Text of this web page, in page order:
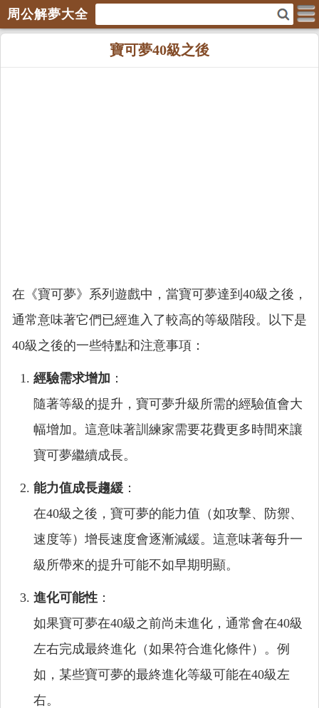
周公解夢大全
寶可夢40級之後
在《寶可夢》系列遊戲中，當寶可夢達到40級之後，
通常意味著它們已經進入了較高的等級階段。以下是
40級之後的一些特點和注意事項：
經驗需求增加 ：
隨著等級的提升，寶可夢升級所需的經驗值會大
幅增加。這意味著訓練家需要花費更多時間來讓
寶可夢繼續成長。
能力值成長趨緩 ：
在40級之後，寶可夢的能力值（如攻擊、防禦、
速度等）增長速度會逐漸減緩。這意味著每升一
級所帶來的提升可能不如早期明顯。
進化可能性 ：
如果寶可夢在40級之前尚未進化，通常會在40級
左右完成最終進化（如果符合進化條件）。例
如，某些寶可夢的最終進化等級可能在40級左
右。